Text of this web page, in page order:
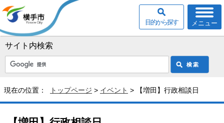
サイト内検索
メニュー
目的から探す
現在の位置： トップページ > イベント > 【増田】行政相談日